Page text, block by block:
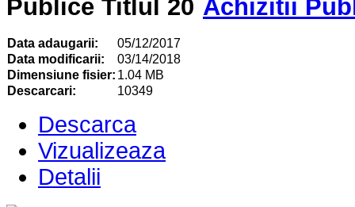
Achizitii
Data adaugarii:
05/12/2017
Data modificarii:
03/14/2018
Dimensiune fisier: 1.04 MB
Descarcari:
10349
Descarca
Vizualizeaza
Detalii